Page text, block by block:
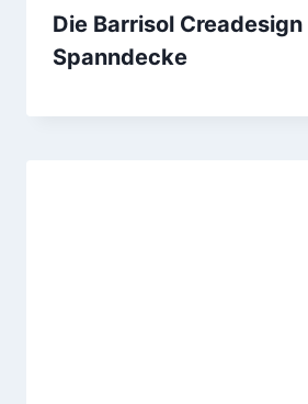
Die Barrisol Creadesign
Spanndecke